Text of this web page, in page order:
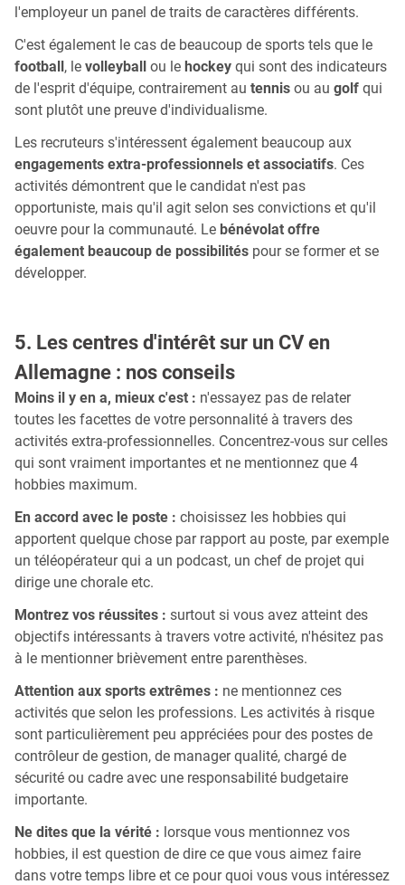
l'employeur un panel de traits de caractères différents.
C'est également le cas de beaucoup de sports tels que le
football, le volleyball ou le hockey qui sont des indicateurs
de l'esprit d'équipe, contrairement au tennis ou au golf qui
sont plutôt une preuve d'individualisme.
Les recruteurs s'intéressent également beaucoup aux
engagements extra-professionnels et associatifs. Ces
activités démontrent que le candidat n'est pas
opportuniste, mais qu'il agit selon ses convictions et qu'il
oeuvre pour la communauté. Le bénévolat offre
également beaucoup de possibilités pour se former et se
développer.
5. Les centres d'intérêt sur un CV en
Allemagne : nos conseils
Moins il y en a, mieux c'est : n'essayez pas de relater
toutes les facettes de votre personnalité à travers des
activités extra-professionnelles. Concentrez-vous sur celles
qui sont vraiment importantes et ne mentionnez que 4
hobbies maximum.
En accord avec le poste : choisissez les hobbies qui
apportent quelque chose par rapport au poste, par exemple
un téléopérateur qui a un podcast, un chef de projet qui
dirige une chorale etc.
Montrez vos réussites : surtout si vous avez atteint des
objectifs intéressants à travers votre activité, n'hésitez pas
à le mentionner brièvement entre parenthèses.
Attention aux sports extrêmes : ne mentionnez ces
activités que selon les professions. Les activités à risque
sont particulièrement peu appréciées pour des postes de
contrôleur de gestion, de manager qualité, chargé de
sécurité ou cadre avec une responsabilité budgetaire
importante.
Ne dites que la vérité : lorsque vous mentionnez vos
hobbies, il est question de dire ce que vous aimez faire
dans votre temps libre et ce pour quoi vous vous intéressez